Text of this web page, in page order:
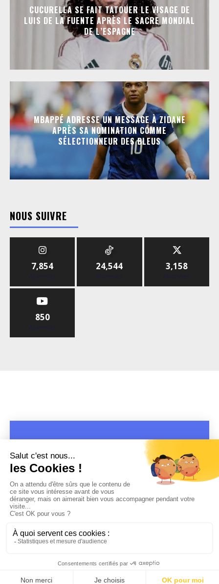
CUCURELLA SE FAIT TATOUER LE VISAGE DE
LUIS DE LA FUENTE APRÈS LE SACRE MONDIAL
DE L’ESPAGNE
MBAPPÉ ADRESSE UN MESSAGE À ZIDANE
APRÈS SA NOMINATION COMME
SÉLECTIONNEUR DES BLEUS
NOUS SUIVRE
7,854
Abonnés
24,544
Abonnés
3,158
Abonnés
850
Abonnés
MENTIONS LÉGALES-POLITIQUE DE CONFIDENTIALITÉ